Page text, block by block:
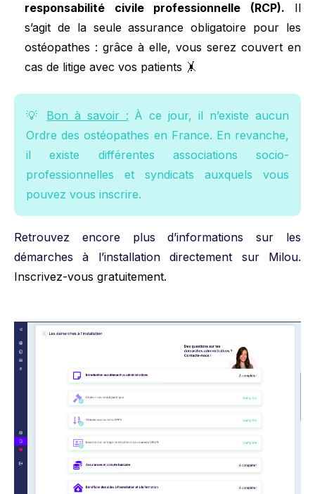
responsabilité civile professionnelle (RCP). Il
s’agit de la seule assurance obligatoire pour les
ostéopathes : grâce à elle, vous serez couvert en
cas de litige avec vos patients 🤸
💡 Bon à savoir : À ce jour, il n’existe aucun
Ordre des ostéopathes en France. En revanche,
il existe différentes associations socio-
professionnelles et syndicats auxquels vous
pouvez vous inscrire.
Retrouvez encore plus d’informations sur les
démarches à l’installation directement sur Milou.
Inscrivez-vous gratuitement.